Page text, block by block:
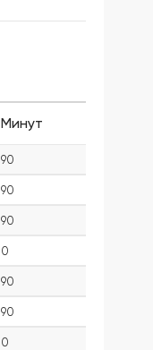
Минут
90
90
90
0
90
90
0